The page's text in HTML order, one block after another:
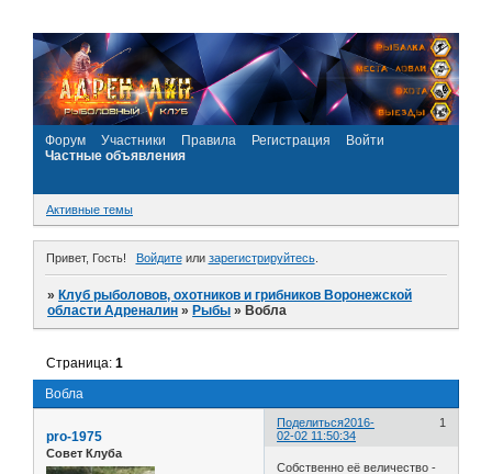
Форум Участники Правила Регистрация
Войти
Частные объявления
Активные темы
Привет, Гость! Войдитеили зарегистрируйтесь.
»Клуб рыболовов, охотников и грибников Воронежской
области Адреналин »Рыбы »Вобла
Вобла
Страница:1
Поделиться 1
2016-
02-02 11:50:34
pro-1975
Совет Клуба
Собственно её величество -